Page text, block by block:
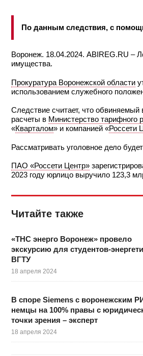
По данным следствия, с
Воронеж. 18.04.2024. ABIREG.RU –
имущества.
Прокуратура Воронежской области
использованием служебного
Следствие считает, что обвиняемый
расчеты в Министерство тарифного
«Кварталом» и компанией «Россети
Рассматривать уголовное дело будет
ПАО «Россети Центр»
2023 году юрлицо выручило 123,3
Читайте также
«ТНС энерго Воронеж» провело
экскурсию для студентов-
ВГТУ
18 апреля 2024
В споре Siemens с воронежским
немцы на 100% правы с
точки зрения – эксперт
18 апреля 2024